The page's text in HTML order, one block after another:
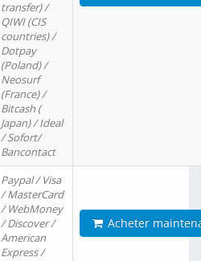
transfer) /
QIWI (CIS
countries) /
Dotpay
(Poland) /
Neosurf
(France) /
Bitcash (
Japan) / Ideal
/ Sofort/
Bancontact
Paypal / Visa
/ MasterCard
/ WebMoney
/ Discover /
American
Express /
Acheter